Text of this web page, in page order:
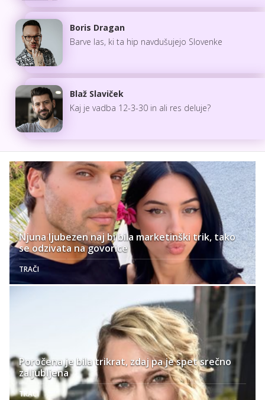
Boris Dragan
Barve las, ki ta hip navdušujejo Slovenke
Blaž Slaviček
Kaj je vadba 12-3-30 in ali res deluje?
Njuna ljubezen naj bi bila marketinški trik, tako
se odzivata na govorice
TRAČI
Poročena je bila trikrat, zdaj pa je spet srečno
zaljubljena
TRAČI